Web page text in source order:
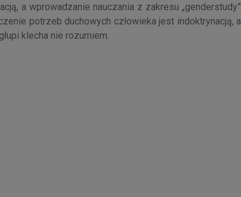
a wprowadzanie nauczania z zakresu „genderstudy”
potrzeb duchowych człowieka jest indoktrynacją, a
klecha nie rozumiem.